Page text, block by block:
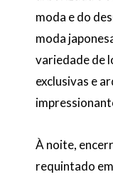
moda e do
moda
variedade de
exclusivas e
À noite,
requintado